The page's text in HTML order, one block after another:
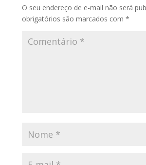
O seu endereço de e-mail não será
obrigatórios são marcados com *